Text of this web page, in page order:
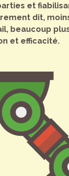
et
dit,
beaucoup
et efficacité.